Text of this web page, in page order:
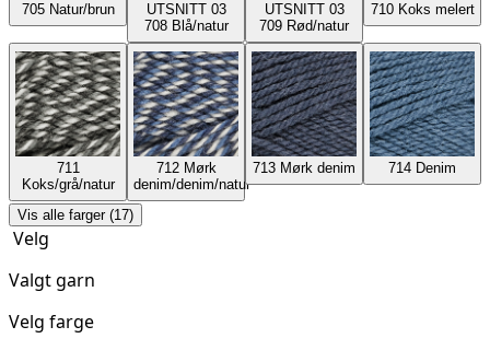
705 Natur/brun
708 Blå/natur 709 Rød/natur
710 Koks melert
711
Koks/grå/natur
712 Mørk
denim/denim/natur
713 Mørk denim 714 Denim
Vis alle farger (17)
Velg
Valgt garn
Velg farge